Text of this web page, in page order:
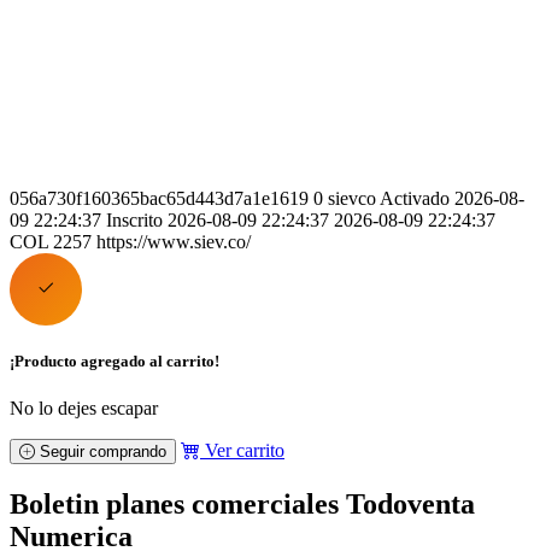
056a730f160365bac65d443d7a1e1619 0 sievco Activado 2026-08-
09 22:24:37 Inscrito 2026-08-09 22:24:37 2026-08-09 22:24:37
COL 2257 https://www.siev.co/
¡Producto agregado al carrito!
No lo dejes escapar
Seguir comprando Ver carrito
Boletin planes comerciales Todoventa
Numerica